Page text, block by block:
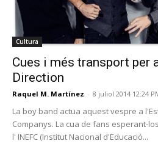
Cultura
Cues i més transport per
Direction
Raquel M. Martínez - 8 juliol 2014 12:24
La boy band actua aquest vespre a
Companys. La cua de fans esperant-
l' INEFC (Institut Nacional d'Educació...